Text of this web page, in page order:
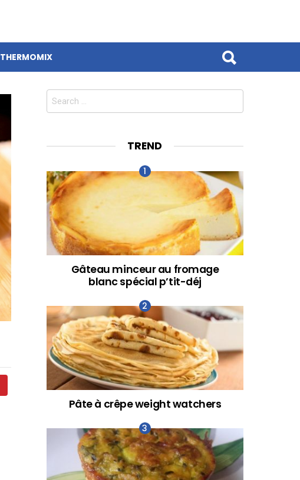
THERMOMIX
Search
TREND
Gâteau minceur au fromage
blanc spécial p’tit-déj
Pâte à crêpe weight watchers